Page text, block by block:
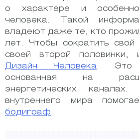
о характере и
человека. Такой
владеют даже те, кто
лет. Чтобы сократить свой
своей второй половинки,
Дизайн Человека . Это
основанная на
энергетических
внутреннего мира
бодиграф